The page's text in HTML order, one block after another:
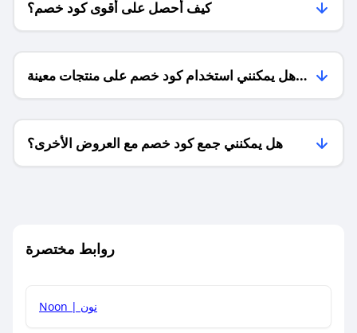
كيف أحصل على أقوى كود خصم؟
هل يمكنني استخدام كود خصم على منتجات معينة
فقط؟
هل يمكنني جمع كود خصم مع العروض الأخرى؟
روابط مختصرة
Noon | نون